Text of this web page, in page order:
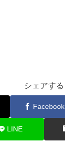
シェアする
Facebook
LINE